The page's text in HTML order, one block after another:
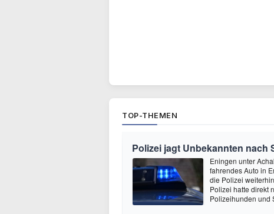
TOP-THEMEN
Polizei jagt Unbekannten
Eningen unter
fahrendes Auto in
die Polizei
Polizei hatte direkt
Polizeihunden und